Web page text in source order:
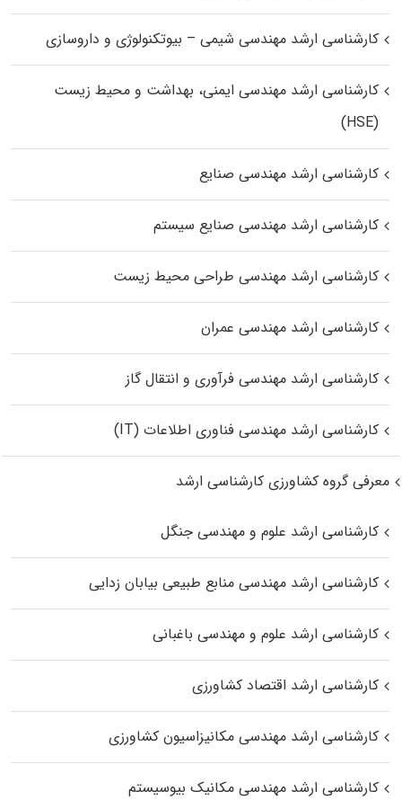
کارشناسی ارشد مهندسی شیمی – بیوتکنولوژی و داروسازی
کارشناسی ارشد مهندسی ایمنی، بهداشت و محیط زیست
(HSE)
کارشناسی ارشد مهندسی صنایع
کارشناسی ارشد مهندسی صنایع سیستم
کارشناسی ارشد مهندسی طراحی محیط زیست
کارشناسی ارشد مهندسی عمران
کارشناسی ارشد مهندسی فرآوری و انتقال گاز
کارشناسی ارشد مهندسی فناوری اطلاعات (IT)
معرفی گروه کشاورزی کارشناسی ارشد
کارشناسی ارشد علوم و مهندسی جنگل
کارشناسی ارشد مهندسی منابع طبیعی بیابان زدایی
کارشناسی ارشد علوم و مهندسی باغبانی
کارشناسی ارشد اقتصاد کشاورزی
کارشناسی ارشد مهندسی مکانیزاسیون کشاورزی
کارشناسی ارشد مهندسی مکانیک بیوسیستم